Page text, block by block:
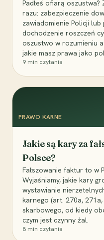
Padłeś ofiarą
razu: zabezpieczenie
zawiadomienie Policji
dochodzenie roszczeń
oszustwo w rozumieniu
jakie masz prawa jako
9 min czytania
PRAWO KARNE
Jakie są kary za
Polsce?
Fałszowanie faktur to w
Wyjaśniamy, jakie kary
wystawianie
karnego (art. 270a,
skarbowego, od kiedy
czym jest czynny żal.
8 min czytania